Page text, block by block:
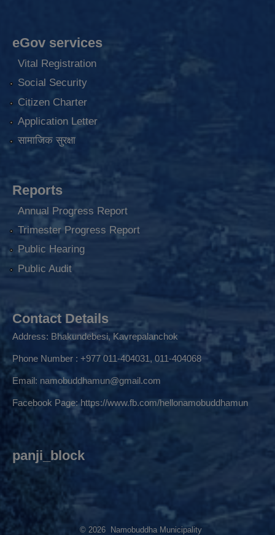
eGov services
Vital Registration
Social Security
Citizen Charter
Application Letter
सामाजिक सुरक्षा
Reports
Annual Progress Report
Trimester Progress Report
Public Hearing
Public Audit
Contact Details
Address: Bhakundebesi, Kavrepalanchok
Phone Number : +977 011-404031, 011-404068
Email: namobuddhamun@gmail.com
Facebook Page:https://www.fb.com/hellonamobuddhamun
panji_block
© 2026 Namobuddha Municipality